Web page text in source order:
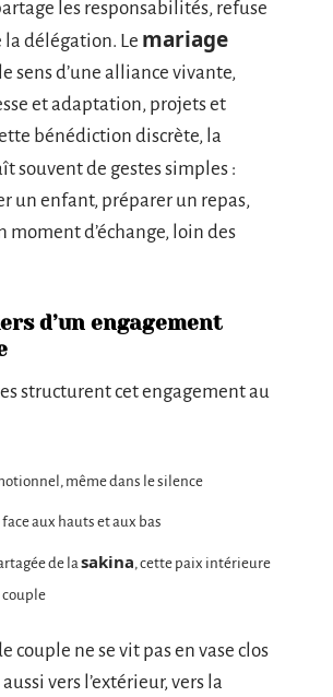
les responsabilités, refuse
la délégation. Le mariage
sens d’une alliance vivante,
et adaptation, projets et
bénédiction discrète, la
souvent de gestes simples :
un enfant, préparer un repas,
moment d’échange, loin des
d’un engagement
structurent cet engagement au
même dans le silence
face aux hauts et aux bas
de lasakina, cette paix intérieure
couple
couple ne se vit pas en vase clos
aussi vers l’extérieur, vers la